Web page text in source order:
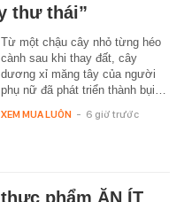
thư thái”
Từ một chậu cây nhỏ từng héo
cành sau khi thay đất, cây
dương xỉ măng tây của người
phụ nữ đã phát triển thành bụi…
XEM MUA LUÔN - 6 giờ trước
phẩm ĂN ÍT